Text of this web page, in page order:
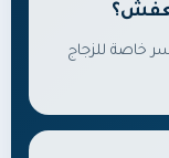
خاصة للزجاج